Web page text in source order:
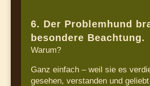
6. Der Problemhund
besondere Beachtung.
Warum?
Ganz einfach – weil sie es
gesehen, verstanden und